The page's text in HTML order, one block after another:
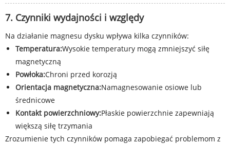
7. Czynniki wydajności i względy
Na działanie magnesu dysku wpływa kilka czynników:
Temperatura:Wysokie temperatury mogą zmniejszyć siłę
magnetyczną
Powłoka:Chroni przed korozją
Orientacja magnetyczna:Namagnesowanie osiowe lub
średnicowe
Kontakt powierzchniowy:Płaskie powierzchnie zapewniają
większą siłę trzymania
Zrozumienie tych czynników pomaga zapobiegać problemom z